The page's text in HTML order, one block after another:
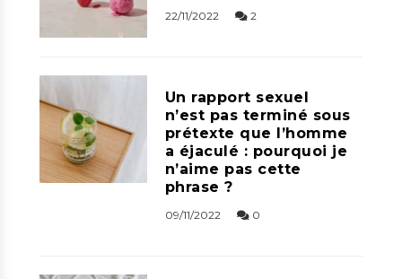
22/11/2022 2
Un rapport sexuel
n’est pas terminé sous
prétexte que l’homme
a éjaculé : pourquoi je
n’aime pas cette
phrase ?
09/11/2022 0